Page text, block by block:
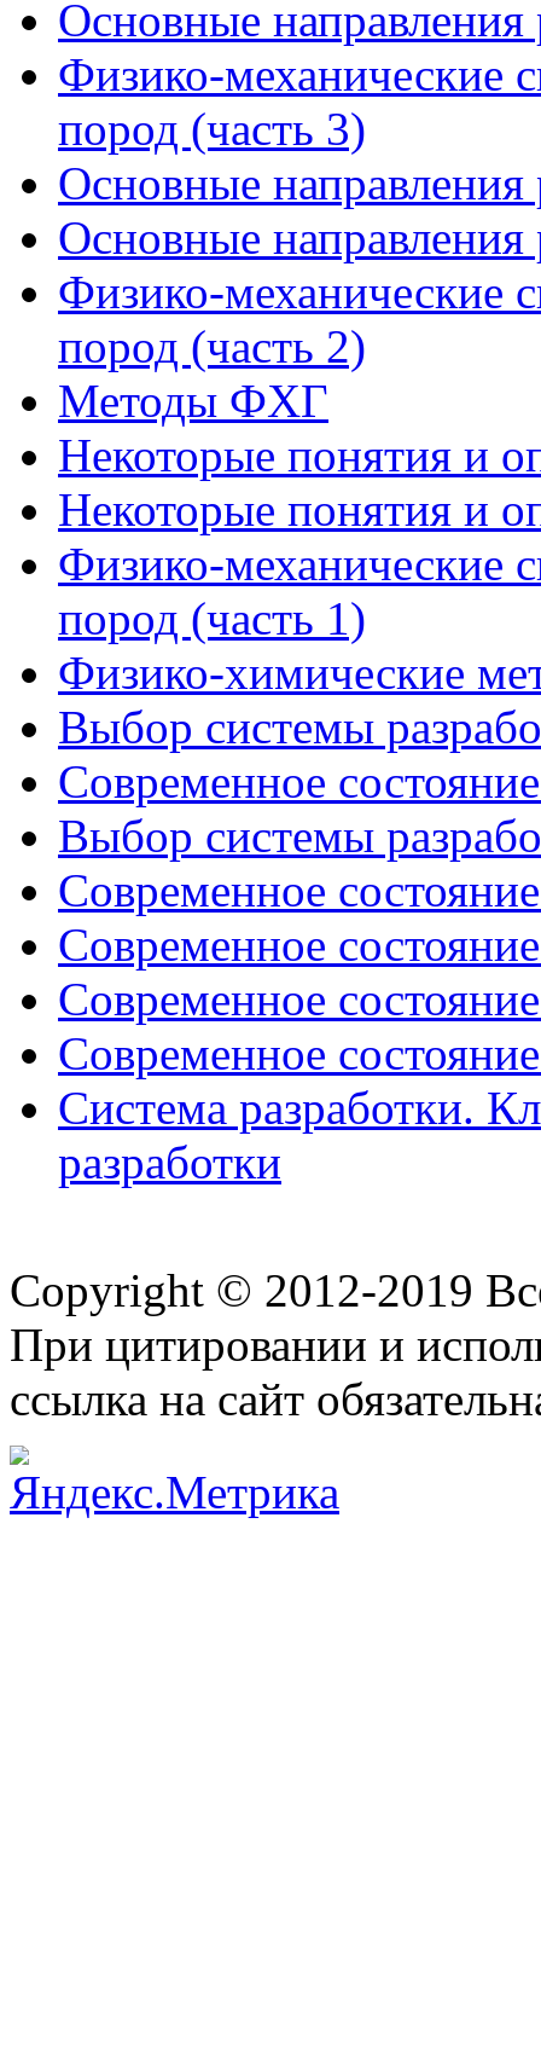
Основные
Физико-механические
пород (часть 3)
Основные
Основные
Физико-механические
пород (часть 2)
Методы ФХГ
Некоторые понятия и
Некоторые понятия и
Физико-механические
пород (часть 1)
Физико-химические
Выбор системы
Современное
Выбор системы
Современное
Современное
Современное
Современное
Система разработки.
разработки
Copyright © 2012-2019
При цитировании и
ссылка на сайт